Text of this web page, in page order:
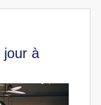
jour à